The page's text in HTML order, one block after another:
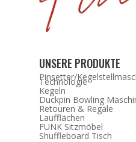
UNSERE PRODUKTE
Pinsetter/
Technologie
Kegeln
Duckpin Bowling
Retouren & Regale
Laufflächen
FUNK Sitzmöbel
Shuffleboard Tisch